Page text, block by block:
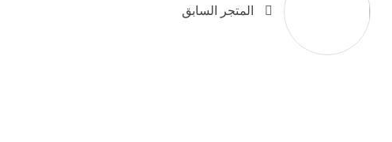
المتجر السابق